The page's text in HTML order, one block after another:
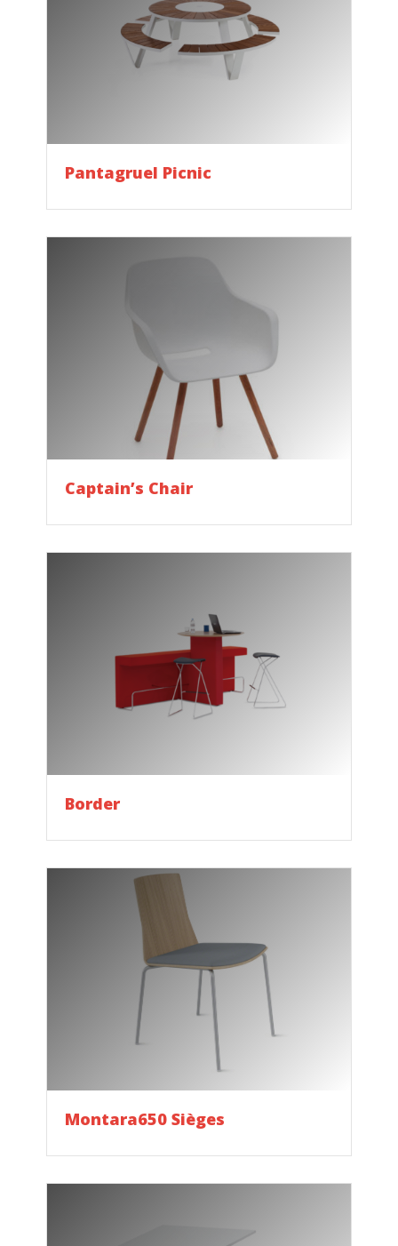
Pantagruel Picnic
Captain’s Chair
Border
Montara650 Sièges